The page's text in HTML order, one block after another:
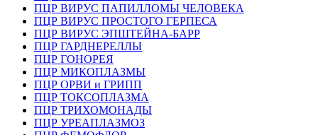
ПЦР ВИРУС ПАПИЛЛОМЫ ЧЕЛОВЕКА
ПЦР ВИРУС ПРОСТОГО ГЕРПЕСА
ПЦР ВИРУС ЭПШТЕЙНА-БАРР
ПЦР ГАРДНЕРЕЛЛЫ
ПЦР ГОНОРЕЯ
ПЦР МИКОПЛАЗМЫ
ПЦР ОРВИ и ГРИПП
ПЦР ТОКСОПЛАЗМА
ПЦР ТРИХОМОНАДЫ
ПЦР УРЕАПЛАЗМОЗ